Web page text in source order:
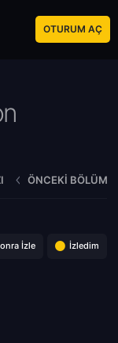
OTURUM AÇ
ÖNCEKI BÖLÜM
İzle İzledim